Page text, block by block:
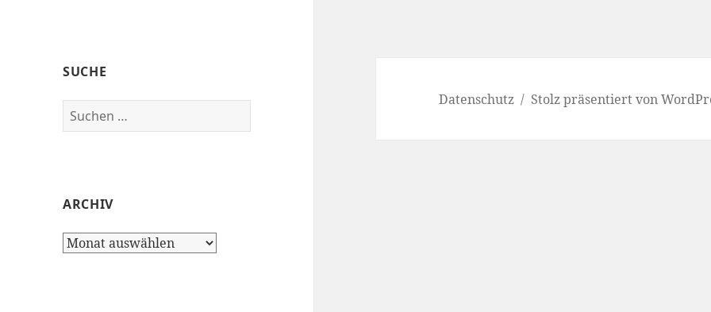
SUCHE
Suchen
nach:
ARCHIV
Archiv
Datenschutz Stolz präsentiert von